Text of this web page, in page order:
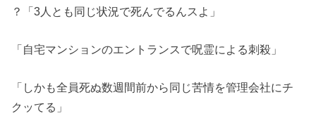
？「3人とも同じ状況で死んでるんスよ」
「自宅マンションのエントランスで呪霊による刺殺」
「しかも全員死ぬ数週間前から同じ苦情を管理会社にチ
クッてる」